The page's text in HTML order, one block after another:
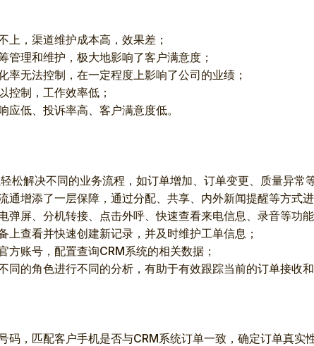
上，渠道维护成本高，效果差；
管理和维护，极大地影响了客户满意度；
率无法控制，在一定程度上影响了公司的业绩；
控制，工作效率低；
应低、投诉率高、客户满意度低。
松解决不同的业务流程，如订单增加、订单变更、质量异常
通增添了一层保障，通过分配、共享、内外新闻提醒等方式
弹屏、分机转接、点击外呼、快速查看来电信息、录音等功能
上查看并快速创建新记录，并及时维护工单信息；
方账号，配置查询CRM系统的相关数据；
同的角色进行不同的分析，有助于有效跟踪当前的订单接收
码，匹配客户手机是否与CRM系统订单一致，确定订单真实